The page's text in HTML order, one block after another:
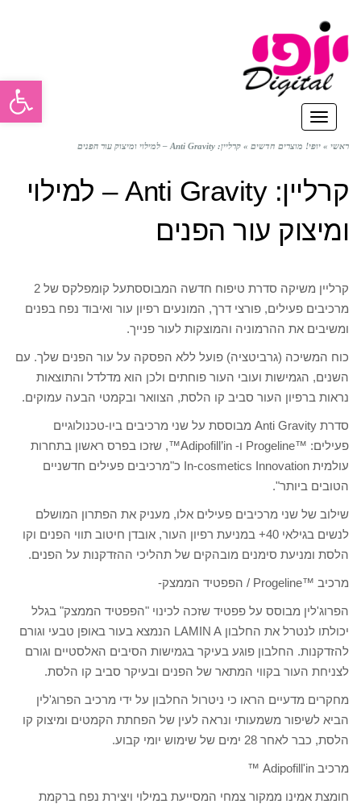
תפריט
ראשי » יופי! מוצרים חדשים » קרליין: Anti Gravity – למילוי ומיצוק עור הפנים
קרליין: Anti Gravity – למילוי
ומיצוק עור הפנים
קרליין משיקה סדרת טיפוח חדשה המבוססתעל קומפלקס של 2
מרכיבים פעילים, פורצי דרך, המונעים רפיון עור ואיבוד נפח בפנים
ומשיבים את ההרמוניה והמוצקות לעור פנייך.
כוח המשיכה (גרביטציה) פועל ללא הפסקה על עור הפנים שלך. עם
השנים, הגמישות ועובי העור פוחתים ולכן הוא מדלדל והתוצאות
נראות ברפיון העור סביב קו הלסת, הצוואר ובקמטי הבעה עמוקים.
סדרת Anti Gravity מבוססת על שני מרכיבים ביו-טכנולוגיים
פעילים: ™Progeline ו- Adipofill’in™, שזכו בפרס ראשון בתחרות
עולמית In-cosmetics Innovation כ"מרכיבים פעילים חדשניים
הטובים ביותר".
שילוב של שני מרכיבים פעילים אלו, מעניק את הפתרון המושלם
לנשים בגילאי 40+ במניעת רפיון העור, אובדן חיטוב תווי הפנים וקו
הלסת ומניעת סימנים מובהקים של תהליכי ההזדקנות על הפנים.
מרכיב ™Progeline / הפפטיד הממצק-
הפרוג'לין מבוסס על פפטיד שזכה לכינוי "הפפטיד הממצק" בגלל
יכולתו לנטרל את החלבון LAMIN A הנמצא בעור באופן טבעי וגורם
להזדקנות. החלבון פוגע בעיקר בגמישות הסיבים האלסטיים וגורם
לצניחת העור בקווי המתאר של הפנים ובעיקר סביב קו הלסת.
מחקרים מדעיים הראו כי ניטרול החלבון על ידי מרכיב הפרוג'לין
הביא לשיפור משמעותי ונראה לעין של הפחתת הקמטים ומיצוק קו
הלסת, כבר לאחר 28 ימים של שימוש יומי קבוע.
מרכיב Adipofill'in ™
חומצת אמינו ממקור צמחי המסייעת במילוי ויצירת נפח ברקמת
פתח